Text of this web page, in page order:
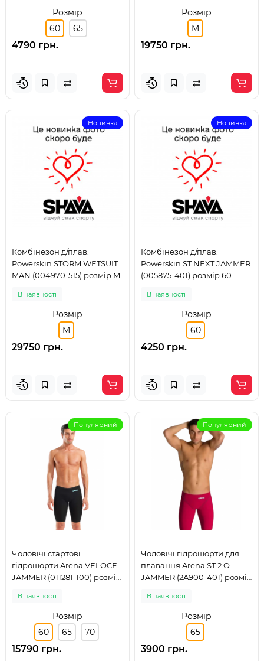
Розмір
60
65
4790 грн.
Розмір
M
19750 грн.
Новинка
Комбінезон д/плав.
Powerskin STORM WETSUIT
MAN (004970-515) розмір M
В наявності
Розмір
M
29750 грн.
Новинка
Комбінезон д/плав.
Powerskin ST NEXT JAMMER
(005875-401) розмір 60
В наявності
Розмір
60
4250 грн.
Популярний
Чоловічі стартові
гідрошорти Arena VELOCE
JAMMER (011281-100) розмір
В наявності
Розмір
60
65 70
15790 грн.
Популярний
Чоловічі гідрошорти для
плавання Arena ST 2.O
JAMMER (2A900-401) розмір
В наявності
Розмір
65
3900 грн.